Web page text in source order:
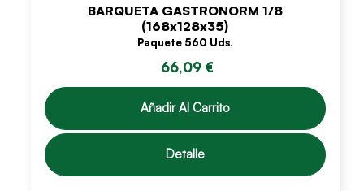
BARQUETA GASTRONORM 1/8
(168x128x35)
Paquete 560 Uds.
66,09 €
Añadir Al Carrito
Detalle